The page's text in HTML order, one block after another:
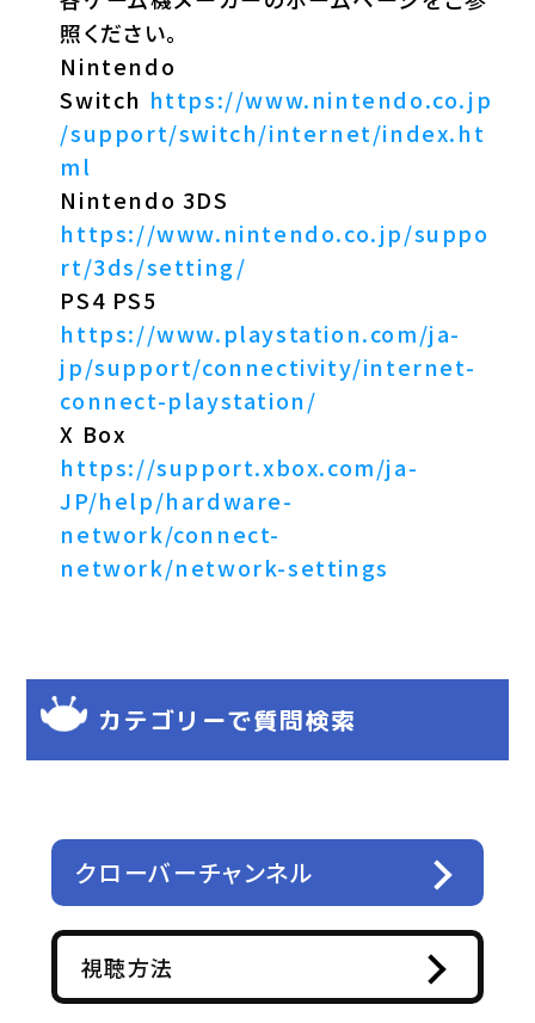
照ください。
Nintendo
Switch https://www.nintendo.co.jp
/support/switch/internet/index.ht
ml
Nintendo 3DS
https://www.nintendo.co.jp/suppo
rt/3ds/setting/
PS4 PS5
https://www.playstation.com/ja-
jp/support/connectivity/internet-
connect-playstation/
X Box
https://support.xbox.com/ja-
JP/help/hardware-
network/connect-
network/network-settings
カテゴリーで質問検索
クローバーチャンネル
視聴方法